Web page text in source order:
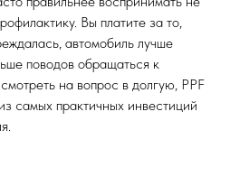
Вы платите за то,
автомобиль лучше
поводов обращаться к
на вопрос в долгую, PPF
самых практичных инвестиций